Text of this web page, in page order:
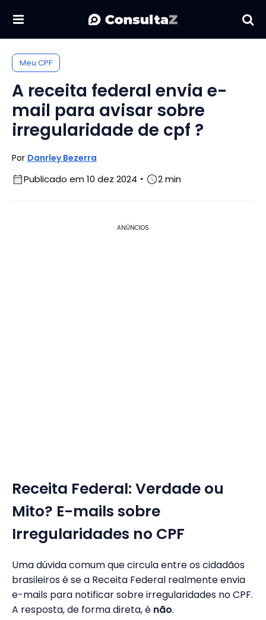
Meu CPF
A receita federal envia e-
mail para avisar sobre
irregularidade de cpf ?
Por Danrley Bezerra
Publicado em 10 dez 2024 2 min
ANÚNCIOS
Receita Federal: Verdade ou
Mito? E-mails sobre
Irregularidades no CPF
Uma dúvida comum que circula entre os cidadãos
brasileiros é se a Receita Federal realmente envia
e-mails para notificar sobre irregularidades no CPF.
A resposta, de forma direta, é não.